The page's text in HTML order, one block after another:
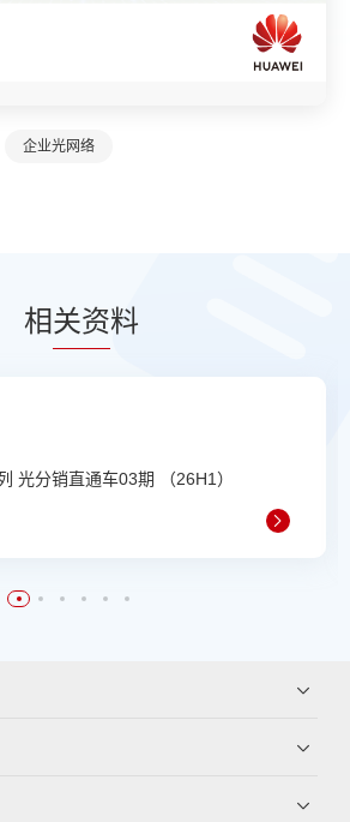
企业光网络
相关资料
光分销直通车03期 （26H1）